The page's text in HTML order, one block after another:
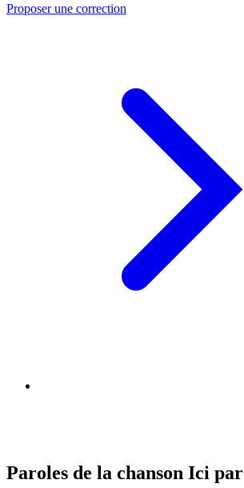
Proposer une correction
Paroles de la chanson Ici par